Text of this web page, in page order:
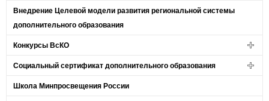
Внедрение Целевой модели развития региональной системы
дополнительного образования
Конкурсы ВсКО
Социальный сертификат дополнительного образования
Школа Минпросвещения России